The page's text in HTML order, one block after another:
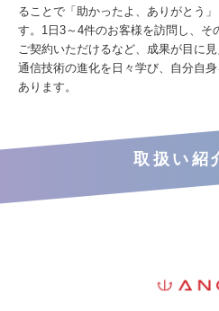
ることで「助かったよ、ありがとう
す。1日3～4件のお客様を訪問し、そ
ご契約いただけるなど、成果が目に
通信技術の進化を日々学び、自分自
あります。
取扱い紹